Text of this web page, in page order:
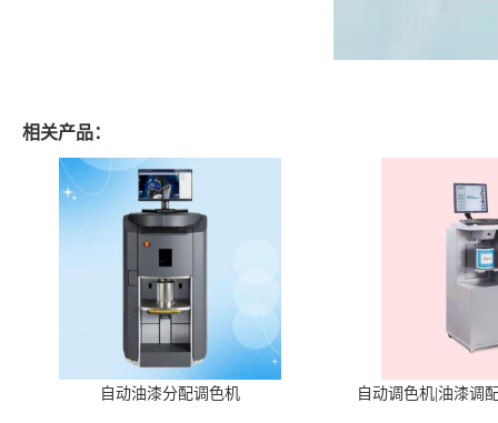
相关产品：
自动油漆分配调色机 自动调色机|油漆调